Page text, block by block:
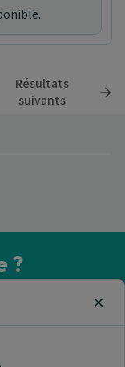
Résultats
suivants
?
nous !